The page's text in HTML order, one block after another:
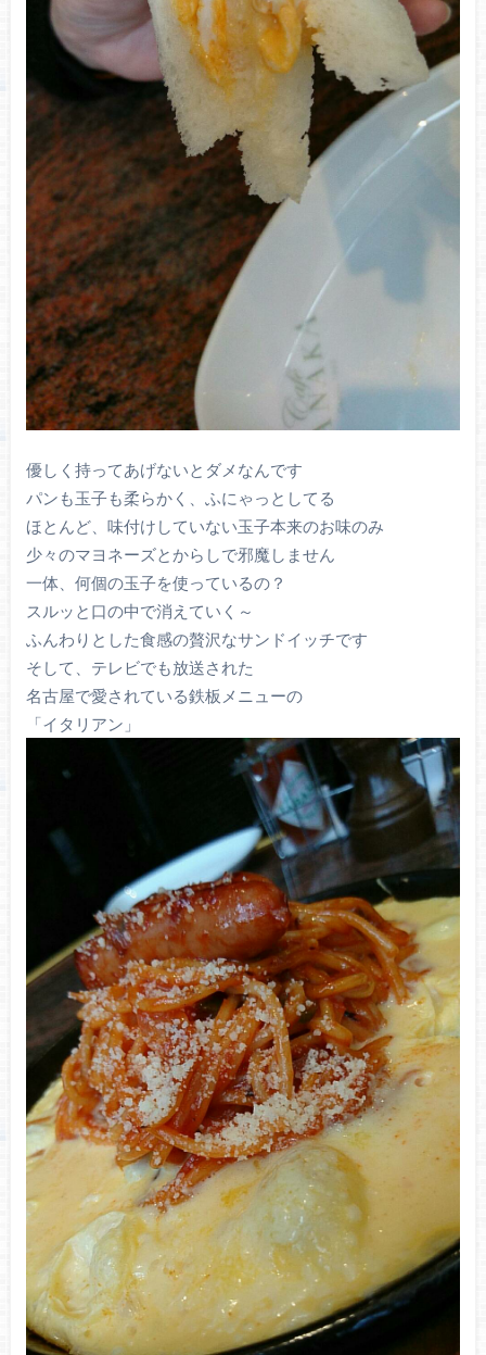
優しく持ってあげないとダメなんです
パンも玉子も柔らかく、ふにゃっとしてる
ほとんど、味付けしていない玉子本来のお味のみ
少々のマヨネーズとからしで邪魔しません
一体、何個の玉子を使っているの？
スルッと口の中で消えていく～
ふんわりとした食感の贅沢なサンドイッチです
そして、テレビでも放送された
名古屋で愛されている鉄板メニューの
「イタリアン」